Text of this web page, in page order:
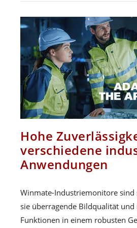
Hohe
verschiedene
Anwendungen
Winmate-Industriemonitore sind
sie überragende Bildqualität
Funktionen in einem robusten